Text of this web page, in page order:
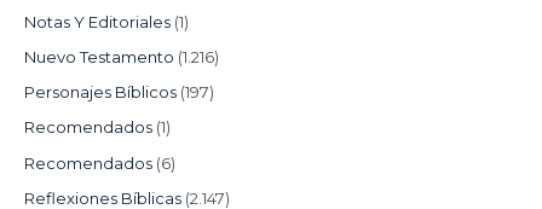
Notas Y Editoriales (1)
Nuevo Testamento (1.216)
Personajes Bíblicos (197)
Recomendados (1)
Recomendados (6)
Reflexiones Bíblicas (2.147)